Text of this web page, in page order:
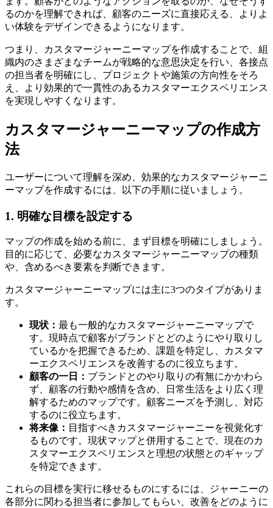
るのかを理解できれば、顧客のニーズに直接応える、よりよ
い体験をデザインできるようになります。
つまり、カスタマージャーニーマップを作成することで、組
織内のさまざまなチームが戦略的な意思決定を行い、各接点
の担当者を明確にし、プロジェクトや施策の方向性をそろ
え、より効果的で一貫性のあるカスタマーエクスペリエンス
を実現しやすくなります。
カスタマージャーニーマップの作成方
法
ユーザーについて理解を深め、効果的なカスタマージャーニ
ーマップを作成するには、以下の手順に従いましょう。
1. 明確な目標を設定する
マップの作成を始める前に、まず目標を明確にしましょう。
目的に応じて、必要なカスタマージャーニーマップの種類
や、含めるべき要素を判断できます。
カスタマージャーニーマップには主に3つのタイプがありま
す。
現状： 最も一般的なカスタマージャーニーマップで
す。現時点で顧客がブランドとどのようにやり取りし
ているかを把握できるため、課題を特定し、カスタマ
ーエクスペリエンスを改善するのに役立ちます。
顧客の一日： ブランドとのやり取りの有無にかかわら
ず、顧客の行動や感情を含め、日常生活をより広く理
解するためのマップです。顧客ニーズを予測し、対応
するのに役立ちます。
将来像： 目指すべきカスタマージャーニーを視覚化す
るものです。現状マップと併用することで、現在のカ
スタマーエクスペリエンスと理想の状態とのギャップ
を特定できます。
これらの目標を実行に移せるものにするには、ジャーニーの
各部分に関わる担当者に参加してもらい、改善をどのように